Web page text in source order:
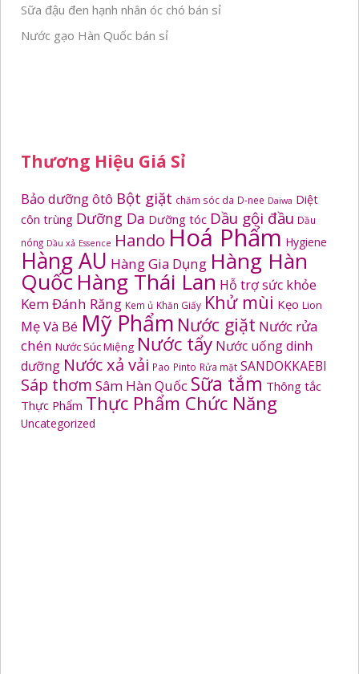
Sữa đậu đen hạnh nhân óc chó bán sỉ
Nước gạo Hàn Quốc bán sỉ
Thương Hiệu Giá Sỉ
Bảo dưỡng ôtô Bột giặt chăm sóc da D-nee Daiwa Diệt
côn trùng Dưỡng Da Dưỡng tóc Dầu gội đầu Dầu
nóng Dầu xả Essence Hando Hoá Phẩm Hygiene
Hàng AU Hàng Gia Dụng Hàng Hàn
Quốc Hàng Thái Lan Hỗ trợ sức khỏe
Kem Đánh Răng Kem ủ Khăn Giấy Khử mùi Kẹo Lion
Mẹ Và Bé Mỹ Phẩm Nước giặt Nước rửa
chén Nước Súc Miệng Nước tẩy Nước uống dinh
dưỡng Nước xả vải Pao Pinto Rửa mặt SANDOKKAEBI
Sáp thơm Sâm Hàn Quốc Sữa tắm Thông tắc
Thực Phẩm Thực Phẩm Chức Năng
Uncategorized